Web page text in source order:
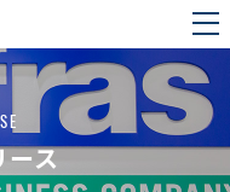
ース